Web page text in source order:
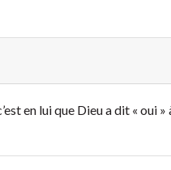
en lui que Dieu a dit « oui